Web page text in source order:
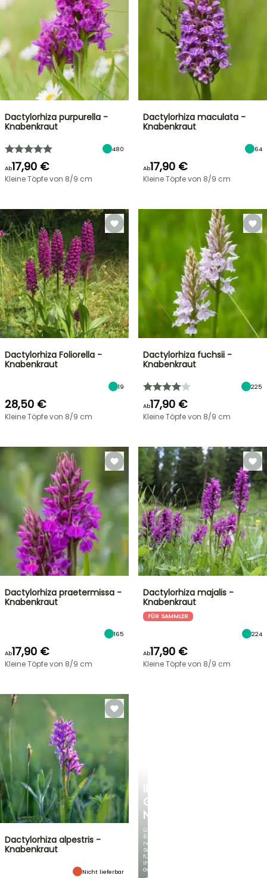
IRIS
GERMANICA
NEUHEITEN
Über
60
neue
Sorten
für
Ihren
Garten!
Dactylorhiza purpurella -
Knabenkraut
480
Ab17,90 €
Kleine Töpfe von 8/9 cm
Dactylorhiza maculata -
Knabenkraut
64
Ab17,90 €
Kleine Töpfe von 8/9 cm
Dactylorhiza Foliorella -
Knabenkraut
19
28,50 €
Kleine Töpfe von 8/9 cm
Dactylorhiza fuchsii -
Knabenkraut
225
Ab17,90 €
Kleine Töpfe von 8/9 cm
Dactylorhiza praetermissa -
Knabenkraut
165
Ab17,90 €
Kleine Töpfe von 8/9 cm
Dactylorhiza majalis -
Knabenkraut
FÜR SAMMLER
224
Ab17,90 €
Kleine Töpfe von 8/9 cm
Dactylorhiza alpestris -
Knabenkraut
Nicht lieferbar